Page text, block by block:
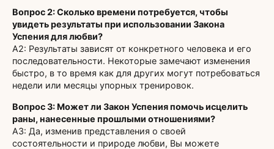
Вопрос 2: Сколько времени потребуется, чтобы
увидеть результаты при использовании Закона
Успения для любви?
A2: Результаты зависят от конкретного человека и его
последовательности. Некоторые замечают изменения
быстро, в то время как для других могут потребоваться
недели или месяцы упорных тренировок.
Вопрос 3: Может ли Закон Успения помочь исцелить
раны, нанесенные прошлыми отношениями?
A3: Да, изменив представления о своей
состоятельности и природе любви, Вы можете